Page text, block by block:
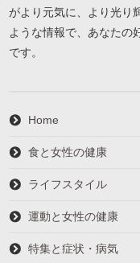
がより元気に、より光り
ような情報で、あなたの
です。
Home
食と女性の健康
ライフスタイル
運動と女性の健康
特集と症状・病気